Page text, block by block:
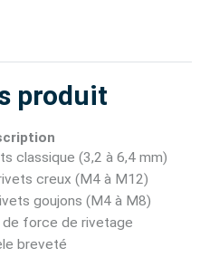
produit
classique (3,2 à 6,4 mm)
creux (M4 à M12)
goujons (M4 à M8)
de force de rivetage
breveté